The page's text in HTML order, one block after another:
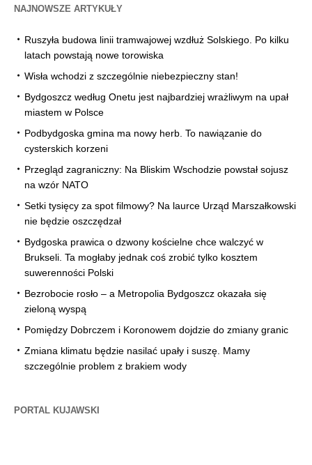
NAJNOWSZE ARTYKUŁY
Ruszyła budowa linii tramwajowej wzdłuż Solskiego. Po kilku
latach powstają nowe torowiska
Wisła wchodzi z szczególnie niebezpieczny stan!
Bydgoszcz według Onetu jest najbardziej wrażliwym na upał
miastem w Polsce
Podbydgoska gmina ma nowy herb. To nawiązanie do
cysterskich korzeni
Przegląd zagraniczny: Na Bliskim Wschodzie powstał sojusz
na wzór NATO
Setki tysięcy za spot filmowy? Na laurce Urząd Marszałkowski
nie będzie oszczędzał
Bydgoska prawica o dzwony kościelne chce walczyć w
Brukseli. Ta mogłaby jednak coś zrobić tylko kosztem
suwerenności Polski
Bezrobocie rosło – a Metropolia Bydgoszcz okazała się
zieloną wyspą
Pomiędzy Dobrczem i Koronowem dojdzie do zmiany granic
Zmiana klimatu będzie nasilać upały i suszę. Mamy
szczególnie problem z brakiem wody
PORTAL KUJAWSKI